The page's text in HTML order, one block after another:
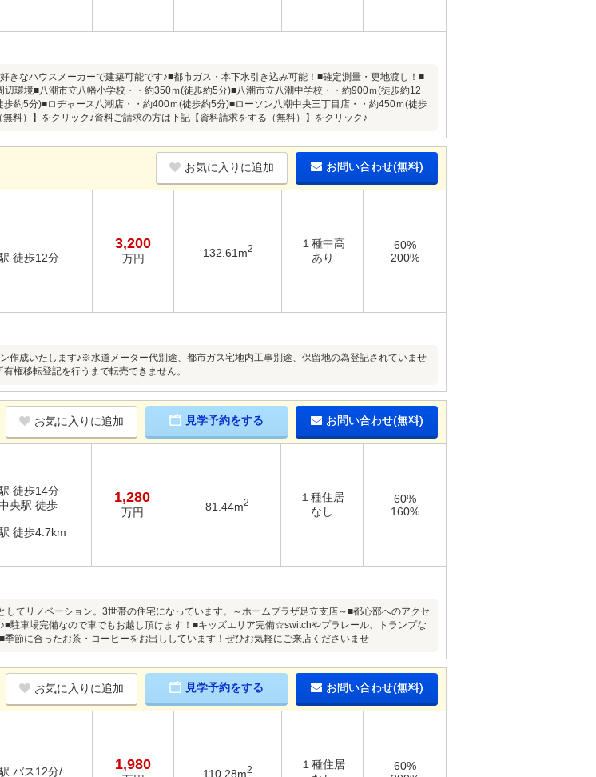
きなハウスメーカーで建築可能です♪■都市ガス・本下水引き込み可能！■確定測量・更地渡し！■
環境■八潮市立八幡小学校・・約350ｍ(徒歩約5分)■八潮市立八潮中学校・・約900ｍ(徒歩約12
約5分)■ロヂャース八潮店・・約400ｍ(徒歩約5分)■ローソン八潮中央三丁目店・・約450ｍ(徒歩
料）】をクリック♪資料ご請求の方は下記【資料請求をする（無料）】をクリック♪
お気に入りに追加 お問い合わせ(無料)
徒歩12分
3,200
万円 132.61m2
１種中高
あり
60%
200%
作成いたします♪※水道メーター代別途、都市ガス宅地内工事別途、保留地の為登記されていませ
権移転登記を行うまで転売できません。
お気に入りに追加 見学予約をする お問い合わせ(無料)
徒歩14分
央駅 徒歩
徒歩4.7km
1,280
万円 81.44m2
１種住居
なし
60%
160%
てリノベーション。3世帯の住宅になっています。～ホームプラザ足立支店～■都心部へのアクセ
駐車場完備なので車でもお越し頂けます！■キッズエリア完備☆switchやプラレール、トランプな
節に合ったお茶・コーヒーをお出ししています！ぜひお気軽にご来店くださいませ
お気に入りに追加 見学予約をする お問い合わせ(無料)
バス12分/
1,980
110.28m2
１種住居
60%